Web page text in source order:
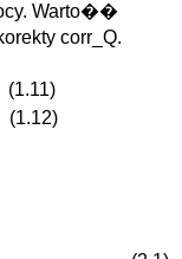
Warto��
corr_Q.
(1.11)
(1.12)